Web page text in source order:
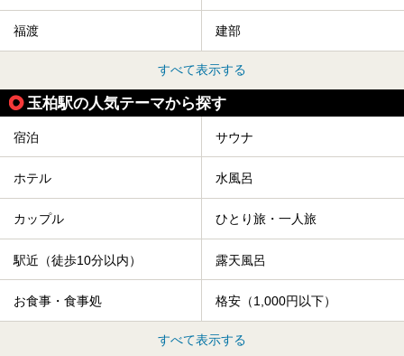
福渡 建部
すべて表示する
玉柏駅の人気テーマから探す
宿泊 サウナ
ホテル 水風呂
カップル ひとり旅・一人旅
駅近（徒歩10分以内） 露天風呂
お食事・食事処 格安（1,000円以下）
すべて表示する